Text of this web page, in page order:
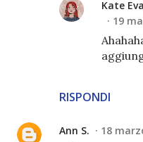
RISPONDI
Kate
19
Ann S. 18